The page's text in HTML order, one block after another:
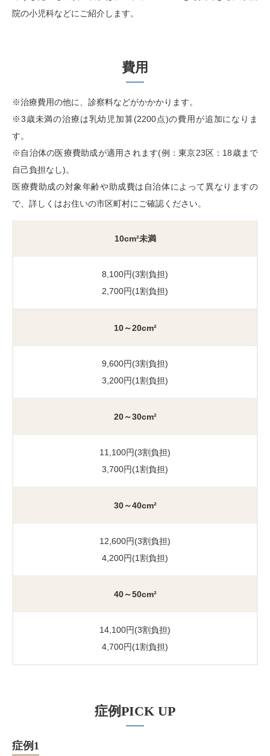
院の小児科などにご紹介します。
費用
※治療費用の他に、診察料などがかかかります。
※3歳未満の治療は乳幼児加算(2200点)の費用が追加になりま
す。
※自治体の医療費助成が適用されます(例：東京23区：18歳まで
自己負担なし)。
医療費助成の対象年齢や助成費は自治体によって異なりますの
で、詳しくはお住いの市区町村にご確認ください。
10cm²未満
8,100円(3割負担)
2,700円(1割負担)
10～20cm²
9,600円(3割負担)
3,200円(1割負担)
20～30cm²
11,100円(3割負担)
3,700円(1割負担)
30～40cm²
12,600円(3割負担)
4,200円(1割負担)
40～50cm²
14,100円(3割負担)
4,700円(1割負担)
症例PICK UP
症例1